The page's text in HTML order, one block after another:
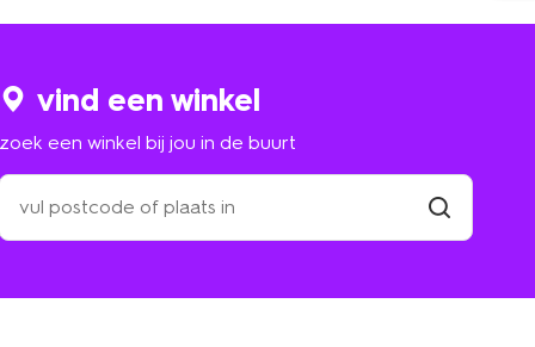
vind een winkel
een winkel bij jou in de buurt